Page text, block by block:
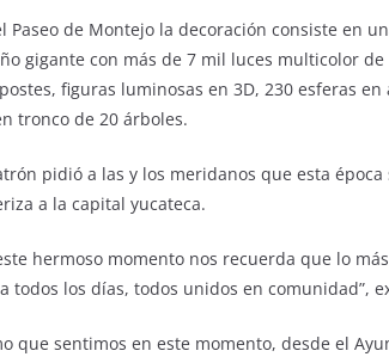
Paseo de Montejo la decoración consiste en
gigante con más de 7 mil luces multicolor de
figuras luminosas en 3D, 230 esferas
tronco de 20 árboles.
pidió a las y los meridanos que esta
a la capital yucateca.
hermoso momento nos recuerda que lo
todos los días, todos unidos en comunidad”,
que sentimos en este momento, desde el